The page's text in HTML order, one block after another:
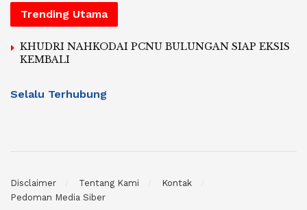
Trending Utama
KHUDRI NAHKODAI PCNU BULUNGAN SIAP EKSIS
KEMBALI
Selalu Terhubung
Disclaimer Tentang Kami
Kontak
Pedoman Media Siber